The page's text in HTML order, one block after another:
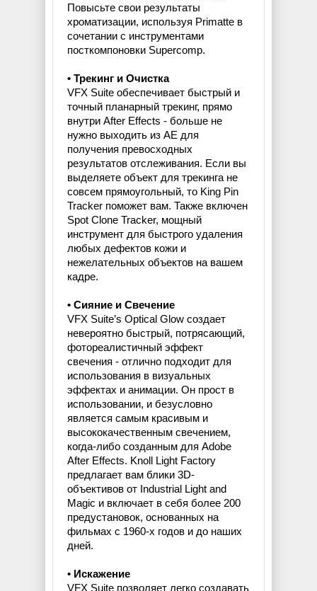
Повысьте свои результаты
хроматизации, используя Primatte в
сочетании с инструментами
посткомпоновки Supercomp.
• Трекинг и Очистка
VFX Suite обеспечивает быстрый и
точный планарный трекинг, прямо
внутри After Effects - больше не
нужно выходить из AE для
получения превосходных
результатов отслеживания. Если вы
выделяете объект для трекинга не
совсем прямоугольный, то King Pin
Tracker поможет вам. Также включен
Spot Clone Tracker, мощный
инструмент для быстрого удаления
любых дефектов кожи и
нежелательных объектов на вашем
кадре.
• Сияние и Свечение
VFX Suite’s Optical Glow создает
невероятно быстрый, потрясающий,
фотореалистичный эффект
свечения - отлично подходит для
использования в визуальных
эффектах и анимации. Он прост в
использовании, и безусловно
является самым красивым и
высококачественным свечением,
когда-либо созданным для Adobe
After Effects. Knoll Light Factory
предлагает вам блики 3D-
объективов от Industrial Light and
Magic и включает в себя более 200
предустановок, основанных на
фильмах с 1960-х годов и до наших
дней.
• Искажение
VFX Suite позволяет легко создавать